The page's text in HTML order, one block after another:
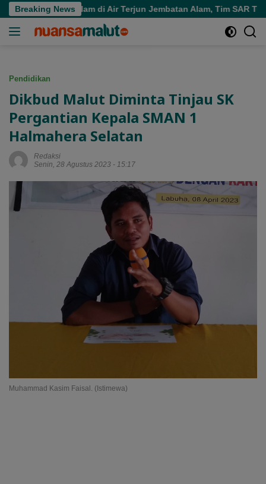
Langsung
ke
Breaking News
Tenggelam di Air Terjun Jembatan Alam, Tim SAR Turun
Pendidikan
Dikbud Malut Diminta Tinjau SK
Pergantian Kepala SMAN 1
Halmahera Selatan
Redaksi
Senin, 28 Agustus 2023 - 15:17
Muhammad Kasim Faisal. (Istimewa)